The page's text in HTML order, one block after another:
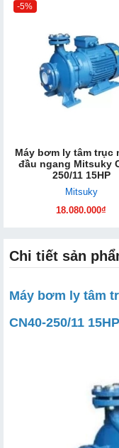
-5%
Máy bơm ly tâm trục
đầu ngang Mitsuky
250/11 15HP
Mitsuky
18.080.000₫
Chi tiết sản
Máy bơm ly tâm
CN40-250/11 15HP